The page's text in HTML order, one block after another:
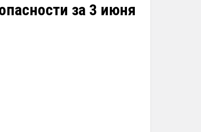
за 3 июня